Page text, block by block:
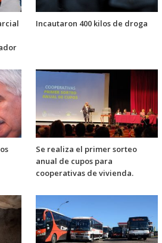
Incautaron 400 kilos de droga
Se realiza el primer sorteo
anual de cupos para
cooperativas de vivienda.